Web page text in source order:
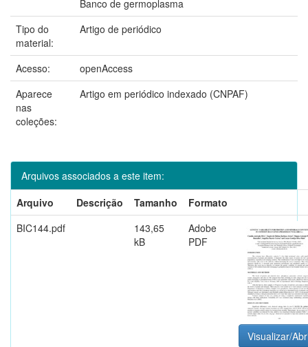
Banco de germoplasma
Tipo do
material:
Artigo de periódico
Acesso:
openAccess
Aparece
nas
coleções:
Artigo em periódico indexado (CNPAF)
Arquivos associados a este item:
Arquivo
Descrição Tamanho
Formato
BIC144.pdf
143,65
kB
Adobe
PDF
Visualizar/